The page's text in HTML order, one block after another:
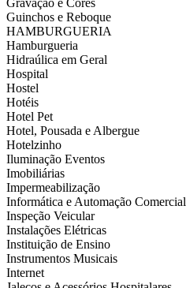
Gravação e Cores
Guinchos e Reboque
HAMBURGUERIA
Hamburgueria
Hidraúlica em Geral
Hospital
Hostel
Hotéis
Hotel Pet
Hotel, Pousada e Albergue
Hotelzinho
Iluminação Eventos
Imobiliárias
Impermeabilização
Informática e Automação Comercial
Inspeção Veicular
Instalações Elétricas
Instituição de Ensino
Instrumentos Musicais
Internet